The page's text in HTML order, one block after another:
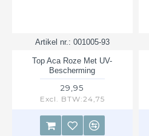
Artikel nr.: 001005-93
Top Aca Roze Met UV-
Bescherming
29,95
Excl. BTW:24,75